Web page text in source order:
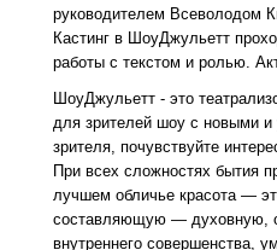
руководителем Всеволодом
Кастинг в ШоуДжульетт
работы с текстом и ролью.
ШоуДжульетт - это
для зрителей шоу с новыми и
зрителя, почувствуйте
При всех сложностях бытия
лучшем обличье красота —
составляющую — духовную,
внутреннего совершенства,